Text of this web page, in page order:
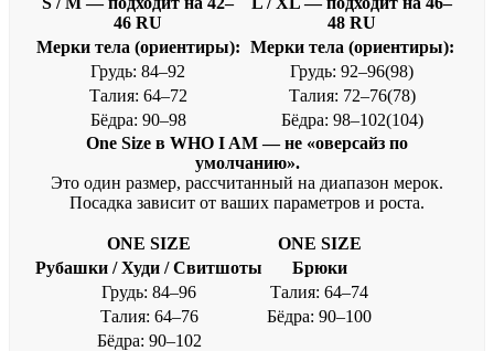
46 RU
48 RU
Мерки тела (ориентиры): Мерки тела (ориентиры):
Грудь: 84–92
Грудь: 92–96(98)
Талия: 64–72
Талия: 72–76(78)
Бёдра: 90–98
Бёдра: 98–102(104)
One Size в WHO I AM — не «оверсайз по
умолчанию».
Это один размер, рассчитанный на диапазон мерок.
Посадка зависит от ваших параметров и роста.
ONE SIZE
ONE SIZE
Рубашки / Худи / Свитшоты
Брюки
Грудь: 84–96
Талия: 64–74
Талия: 64–76
Бёдра: 90–100
Бёдра: 90–102